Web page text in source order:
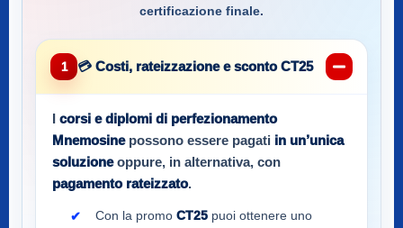
certificazione finale.
1 💳 Costi, rateizzazione e sconto CT25
corsi e diplomi di perfezionamento
Mnemosinepossono essere pagati in un’unica
soluzioneoppure, in alternativa, con
pagamento rateizzato.
Con la promo CT25 puoi ottenere uno